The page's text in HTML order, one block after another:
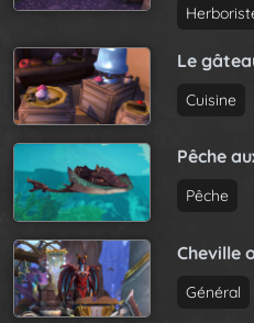
Le
Cuisine
Pêche
Pêche
Cheville
Général